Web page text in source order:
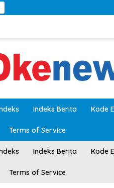
Indeks Berita Kode
Terms of Service
Indeks Berita Kode
Terms of Service